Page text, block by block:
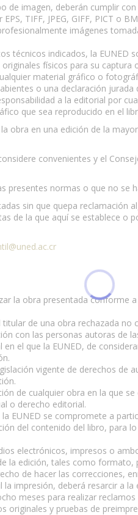
de imagen, deberán cumplir
TIFF, JPEG, GIFF, PICT o
imágenes
técnicos indicados, la
físicos para su captura
material gráfico o
o una declaración
a la editorial por
que sea reproducido en el
obra en una edición de la
convenientes y el
presentes normas o que no
sin que quepa reclamación
de la que aquí se establece
la obra presentada conforme
de una obra rechazada
con las personas autoras de
el que la EUNED, de
vigente de derechos
de cualquier obra en la que
o derecho editorial.
EUNED se compromete a
del contenido del libro, para
electrónicos, impresos o
la edición, tales como
de hacer las correcciones,
impresión, deberá resarcir a
meses para realizar
originales y pruebas de